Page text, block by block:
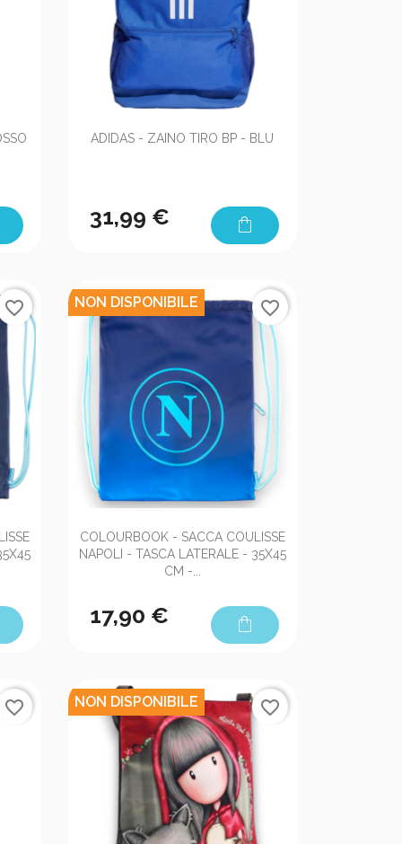
Anteprima
ADIDAS - ZAINO TIRO BP - BLU
31,99 € shopping_bag
favorite_border
Anteprima
COLOURBOOK - SACCA COULISSE
NAPOLI - TASCA LATERALE - 35X45
CM -...
17,90 € shopping_bag
NON DISPONIBILE favorite_border
favorite_border NON DISPONIBILE favorite_border